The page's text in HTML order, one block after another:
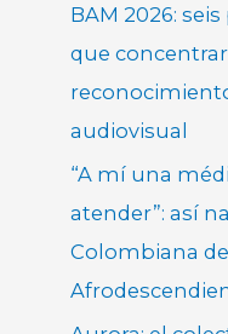
BAM 2026:
que
audiovisual
“A mí una
atender”: así
Colombiana